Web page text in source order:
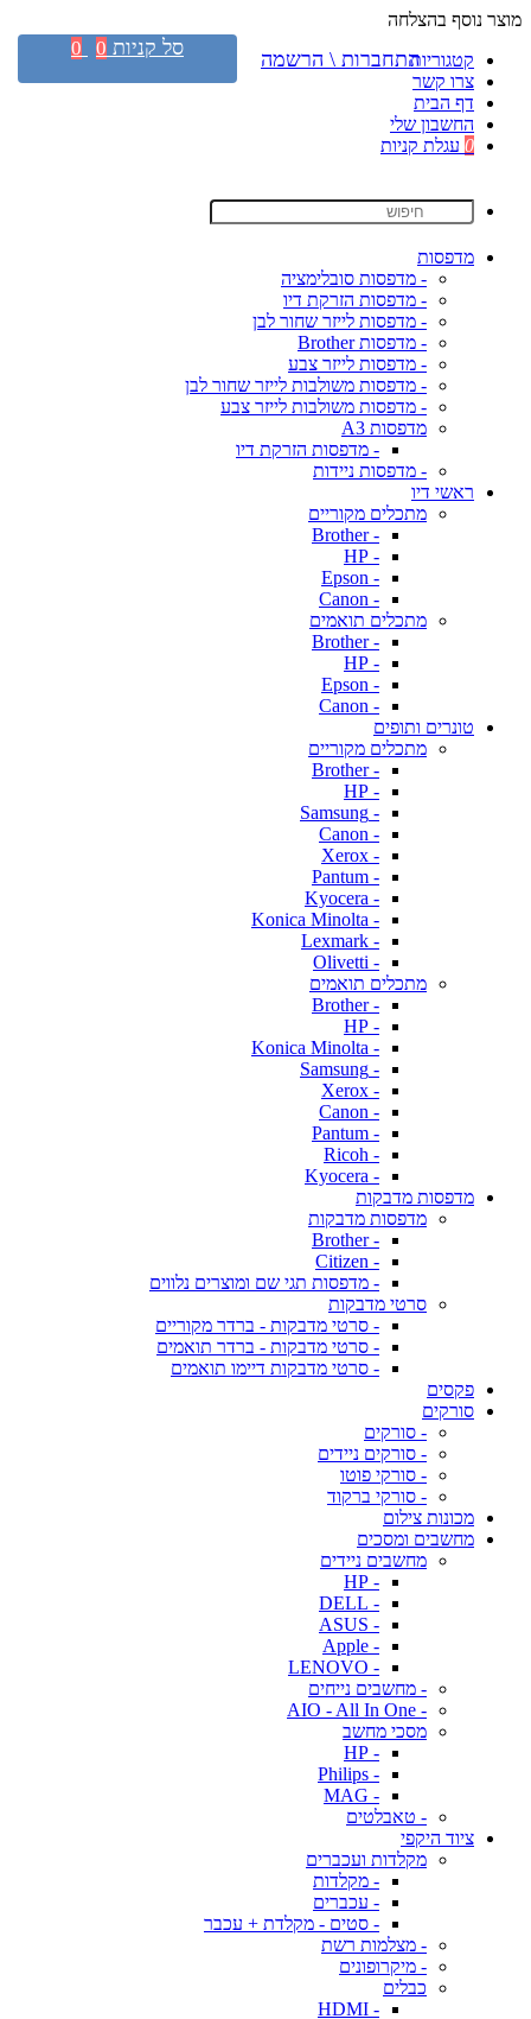
מוצר נוסף בהצלחה
קטגוריות
צרו קשר
דף הבית
החשבון שלי
0 עגלת קניות
מדפסות
- מדפסות סובלימציה
- מדפסות הזרקת דיו
- מדפסות לייזר שחור לבן
- מדפסות Brother
- מדפסות לייזר צבע
- מדפסות משולבות לייזר שחור לבן
- מדפסות משולבות לייזר צבע
מדפסות A3
- מדפסות הזרקת דיו
- מדפסות ניידות
ראשי דיו
מתכלים מקוריים
- Brother
- HP
- Epson
- Canon
מתכלים תואמים
- Brother
- HP
- Epson
- Canon
טונרים ותופים
מתכלים מקוריים
- Brother
- HP
- Samsung
- Canon
- Xerox
- Pantum
- Kyocera
- Konica Minolta
- Lexmark
- Olivetti
מתכלים תואמים
- Brother
- HP
- Konica Minolta
- Samsung
- Xerox
- Canon
- Pantum
- Ricoh
- Kyocera
מדפסות מדבקות
מדפסות מדבקות
- Brother
- Citizen
- מדפסות תגי שם ומוצרים נלווים
סרטי מדבקות
- סרטי מדבקות - ברדר מקוריים
- סרטי מדבקות - ברדר תואמים
- סרטי מדבקות דיימו תואמים
פקסים
סורקים
- סורקים
- סורקים ניידים
- סורקי פוטו
- סורקי ברקוד
מכונות צילום
מחשבים ומסכים
מחשבים ניידים
- HP
- DELL
- ASUS
- Apple
- LENOVO
- מחשבים נייחים
- AIO - All In One
מסכי מחשב
- HP
- Philips
- MAG
- טאבלטים
ציוד היקפי
מקלדות ועכברים
- מקלדות
- עכברים
- סטים - מקלדת + עכבר
- מצלמות רשת
- מיקרופונים
כבלים
- HDMI
התחברות \ הרשמה סל קניות 0
0